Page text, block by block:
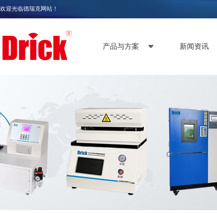
欢迎光临德瑞克网站！
产品与方案 新闻资讯